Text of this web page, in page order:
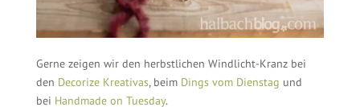
Gerne zeigen wir den herbstlichen Windlicht-Kranz bei
den Decorize Kreativas, beim Dings vom Dienstag und
bei Handmade on Tuesday.